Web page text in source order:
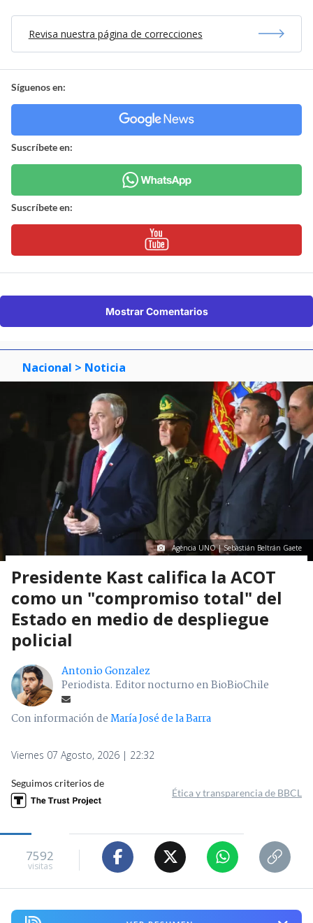
Revisa nuestra página de correcciones
Síguenos en:
Suscríbete en:
Suscríbete en:
Mostrar Comentarios
Nacional > Noticia
Agencia UNO | Sebastián Beltrán Gaete
Presidente Kast califica la ACOT
como un "compromiso total" del
Estado en medio de despliegue
policial
Antonio Gonzalez
Periodista. Editor nocturno en BioBioChile
Con información deMaría José de la Barra
Viernes 07 Agosto, 2026 | 22:32
Seguimos criterios de
Ética y transparencia de BBCL
7592
visitas